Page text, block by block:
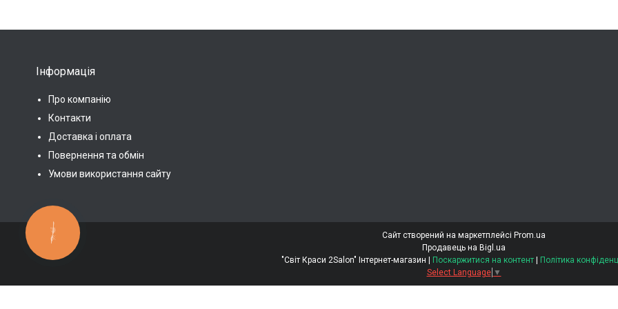
Інформація
Про компанію
Контакти
Доставка і оплата
Повернення та обмін
Умови використання сайту
Сайт створений на маркетплейсі Prom.ua
Продавець на Bigl.ua
"Світ Краси 2Salon" Інтернет-магазин | Поскаржитися на контент | Політика
Select Language ▼
КНОПКА
ЗВ'ЯЗКУ